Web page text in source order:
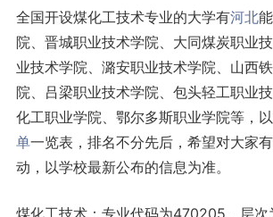
全国开设煤化工技术专业的大学有河北
院、晋城职业技术学院、大同煤炭职业技
业技术学院、潞安职业技术学院、山西
院、吕梁职业技术学院、包头轻工职业技
化工职业学院、鄂尔多斯职业学院等，
单一览表，排名不分先后，希望对大家
动，以学校最新公布的信息为准。
煤化工技术：专业代码为470205，层次